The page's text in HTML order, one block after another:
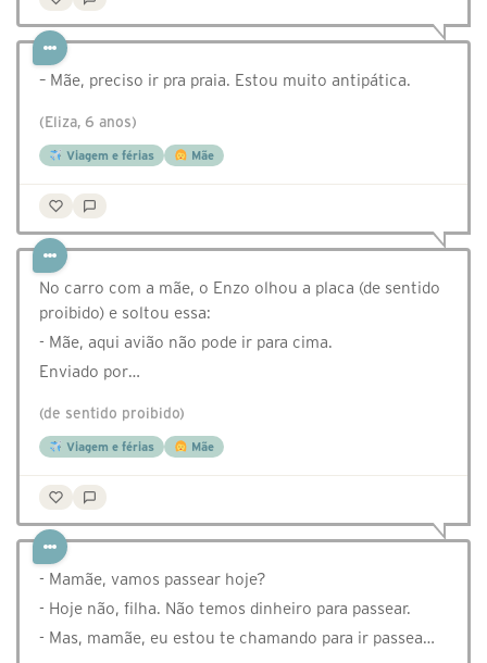
– Mãe, preciso ir pra praia. Estou muito antipática.
(Eliza, 6 anos)
Viagem e férias Mãe
No carro com a mãe, o Enzo olhou a placa (de sentido
proibido) e soltou essa:
- Mãe, aqui avião não pode ir para cima.
Enviado por…
(de sentido proibido)
Viagem e férias Mãe
- Mamãe, vamos passear hoje?
- Hoje não, filha. Não temos dinheiro para passear.
- Mas, mamãe, eu estou te chamando para ir passea…